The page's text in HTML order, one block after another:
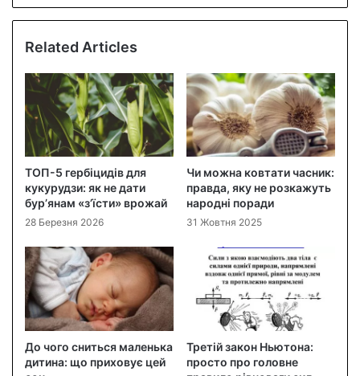
Related Articles
ТОП-5 гербіцидів для
кукурудзи: як не дати
бур’янам «з’їсти» врожай
28 Березня 2026
Чи можна ковтати часник:
правда, яку не розкажуть
народні поради
31 Жовтня 2025
До чого сниться маленька
дитина: що приховує цей
Третій закон Ньютона:
просто про головне